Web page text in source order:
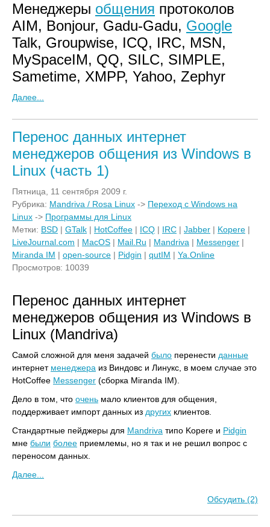
Менеджеры общения протоколов
AIM, Bonjour, Gadu-Gadu, Google
Talk, Groupwise, ICQ, IRC, MSN,
MySpaceIM, QQ, SILC, SIMPLE,
Sametime, XMPP, Yahoo, Zephyr
Далее...
Перенос данных интернет
менеджеров общения из Windows в
Linux (часть 1)
Пятница, 11 сентября 2009 г.
Рубрика: Mandriva / Rosa Linux -> Переход с Windows на
Linux -> Программы для Linux
Метки: BSD | GTalk | HotCoffee | ICQ | IRC | Jabber | Kopere |
LiveJournal.com | MacOS | Mail.Ru | Mandriva | Messenger |
Miranda IM | open-source | Pidgin | qutIM | Ya.Online
Просмотров: 10039
Перенос данных интернет
менеджеров общения из Windows в
Linux (Mandriva)
Самой сложной для меня задачей было перенести данные
интернет менеджера из Виндовс и Линукс, в моем случае это
HotCoffee Messenger (сборка Miranda IM).
Дело в том, что очень мало клиентов для общения,
поддерживает импорт данных из других клиентов.
Стандартные пейджеры для Mandriva типо Kopere и Pidgin
мне были более приемлемы, но я так и не решил вопрос с
переносом данных.
Далее...
Обсудить (2)